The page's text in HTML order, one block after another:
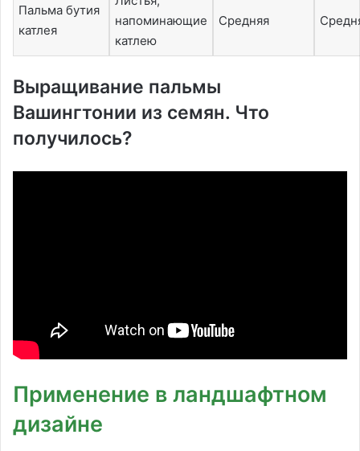
Пальма бутия
катлея
напоминающие
катлею
Средняя
Выращивание пальмы
Вашингтонии из семян. Что
получилось?
Применение в ландшафтном
дизайне